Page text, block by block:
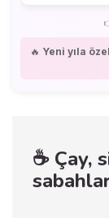
🔥 Yeni yıla
☕ Çay,